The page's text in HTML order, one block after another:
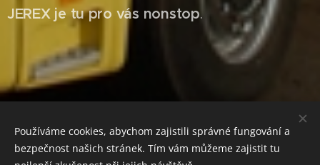
JEREX je tu pro vás nonstop.
PASEKA: +420 608 919 190
Používáme cookies, abychom zajistili správné fungování a
bezpečnost našich stránek. Tím vám můžeme zajistit tu